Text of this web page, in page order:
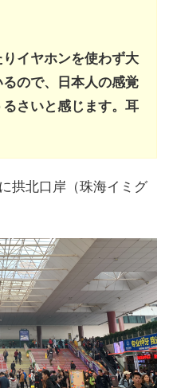
イヤホンを使わず大
ので、日本人の感覚
さいと感じます。耳
拱北口岸（珠海イミグ